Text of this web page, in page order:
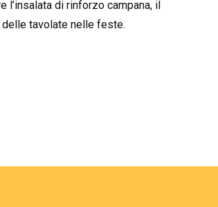
l’insalata di rinforzo campana, il
tavolate nelle feste.